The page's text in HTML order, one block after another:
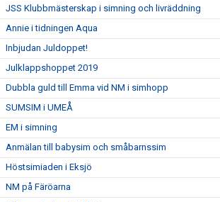
JSS Klubbmästerskap i simning och livräddning
Annie i tidningen Aqua
Inbjudan Juldoppet!
Julklappshoppet 2019
Dubbla guld till Emma vid NM i simhopp
SUMSIM i UMEÅ
EM i simning
Anmälan till babysim och småbarnssim
Höstsimiaden i Eksjö
NM på Färöarna